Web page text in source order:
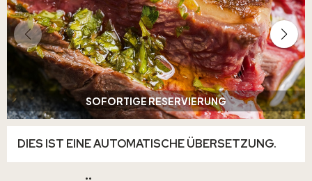
SOFORTIGE RESERVIERUNG
DIES IST EINE AUTOMATISCHE ÜBERSETZUNG.